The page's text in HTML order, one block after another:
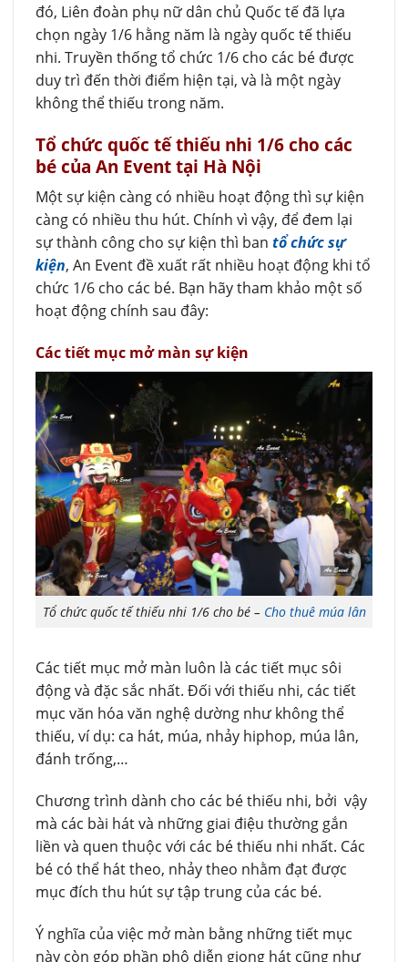
đó, Liên đoàn phụ nữ dân chủ Quốc tế đã lựa
chọn ngày 1/6 hằng năm là ngày quốc tế thiếu
nhi. Truyền thống tổ chức 1/6 cho các bé được
duy trì đến thời điểm hiện tại, và là một ngày
không thể thiếu trong năm.
Tổ chức quốc tế thiếu nhi 1/6 cho các
bé của An Event tại Hà Nội
Một sự kiện càng có nhiều hoạt động thì sự kiện
càng có nhiều thu hút. Chính vì vậy, để đem lại
sự thành công cho sự kiện thì ban tổ chức sự
kiện, An Event đề xuất rất nhiều hoạt động khi tổ
chức 1/6 cho các bé. Bạn hãy tham khảo một số
hoạt động chính sau đây:
Các tiết mục mở màn sự kiện
Tổ chức quốc tế thiếu nhi 1/6 cho bé – Cho thuê múa lân
Các tiết mục mở màn luôn là các tiết mục sôi
động và đặc sắc nhất. Đối với thiếu nhi, các tiết
mục văn hóa văn nghệ dường như không thể
thiếu, ví dụ: ca hát, múa, nhảy hiphop, múa lân,
đánh trống,…
Chương trình dành cho các bé thiếu nhi, bởi vậy
mà các bài hát và những giai điệu thường gắn
liền và quen thuộc với các bé thiếu nhi nhất. Các
bé có thể hát theo, nhảy theo nhằm đạt được
mục đích thu hút sự tập trung của các bé.
Ý nghĩa của việc mở màn bằng những tiết mục
này còn góp phần phô diễn giọng hát cũng như